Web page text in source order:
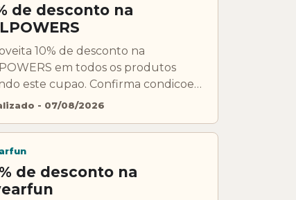
de desconto na
10% de desconto na
em todos os produtos
este cupao. Confirma condicoes,
e validade antes de pagar.
- 07/08/2026
de desconto na